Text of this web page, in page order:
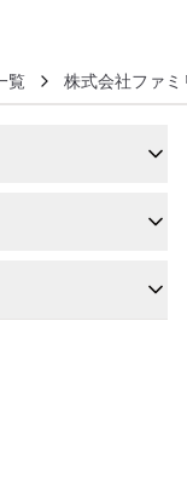
覧 株式会社ファミ